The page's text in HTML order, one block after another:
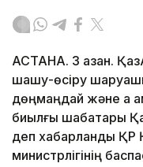
АСТАНА. 3 қазан.
шашу-өсіру
дөңмаңдай және ақ
биылғы шабақтары
деп хабарланды ҚР
министрлігінің